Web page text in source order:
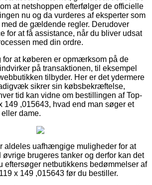
at netshoppen efterfølger de officielle
nu og da vurderes af eksperter som
de gældende regler. Derudover
for at få assistance, når du bliver udsat
med din ordre.
for at køberen er opmærksom på de
på transaktionen, til eksempel
tilbyder. Her er det ydermere
sikrer sin købsbekræftelse,
tid kan vidne om bestillingen af Top-
149 ,015643, hvad end man søger et
dame.
aldeles uafhængige muligheder for at
øvrige brugeres tanker og derfor kan det
netbutikkens bedømmelser af
x 149 ,015643 før du bestiller.